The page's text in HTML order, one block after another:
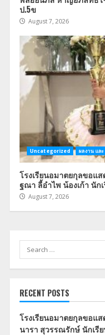
ป.5ข
August 7, 2026
Uncategorized ผลงาน แล
โรงเรียนอมาตยกุลขอแ
ฐณา ลี้อำไพ น้องเก้า นัก
August 7, 2026
Search
for:
RECENT POSTS
โรงเรียนอมาตยกุลขอแ
นารา สุวรรณรักษ์ นักเรี